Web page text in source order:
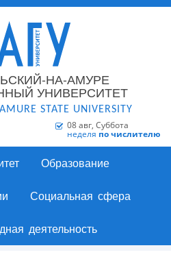
НА-АМУРЕ
УНИВЕРСИТЕТ
STATE UNIVERSITY
08 авг, Суббота
неделя по числителю
Образование
Социальная сфера
деятельность